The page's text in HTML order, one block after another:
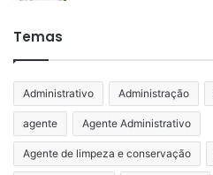
Temas
Administrativo Administração
agente Agente Administrativo
Agente de limpeza e conservação